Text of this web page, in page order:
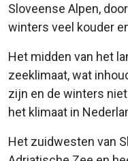
Sloveense Alpen,
winters veel kouder
Het midden van het
zeeklimaat, wat
zijn en de winters
het klimaat in
Het zuidwesten van